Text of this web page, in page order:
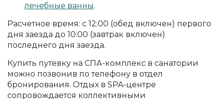
лечебные ванны.
Расчетное время: с 12:00 (обед включен) первого
дня заезда до 10:00 (завтрак включен)
последнего дня заезда.
Купить путевку на СПА-комплекс в санатории
можно позвонив по телефону в отдел
бронирования. Отдых в SPA-центре
сопровождается коллективными